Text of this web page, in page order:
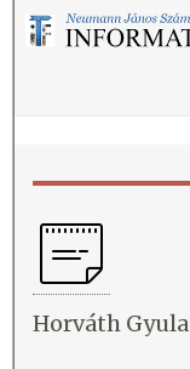
Horváth Gyula